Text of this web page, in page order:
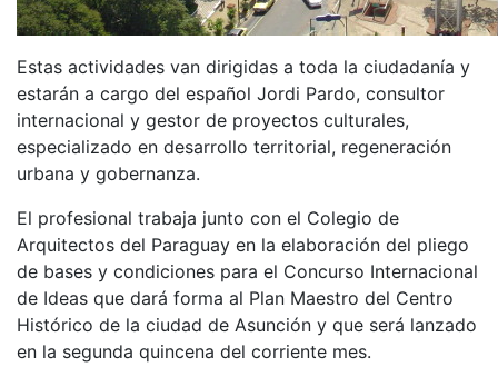
Estas actividades van dirigidas a toda la ciudadanía y
estarán a cargo del español Jordi Pardo, consultor
internacional y gestor de proyectos culturales,
especializado en desarrollo territorial, regeneración
urbana y gobernanza.
El profesional trabaja junto con el Colegio de
Arquitectos del Paraguay en la elaboración del pliego
de bases y condiciones para el Concurso Internacional
de Ideas que dará forma al Plan Maestro del Centro
Histórico de la ciudad de Asunción y que será lanzado
en la segunda quincena del corriente mes.